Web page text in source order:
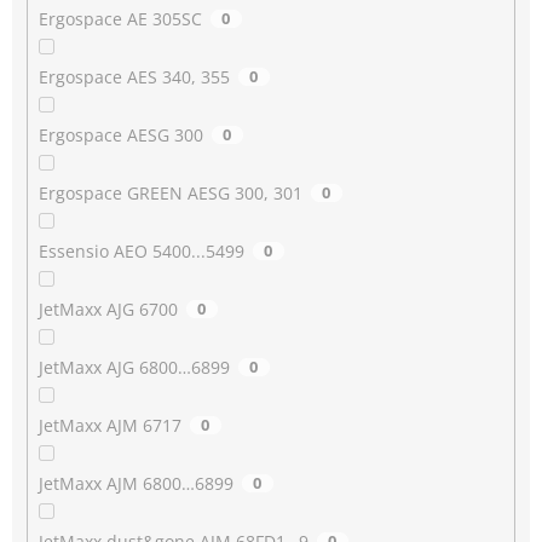
Ergospace AE 305SC 0
Ergospace AES 340, 355 0
Ergospace AESG 300 0
Ergospace GREEN AESG 300, 301 0
Essensio AEO 5400...5499 0
JetMaxx AJG 6700 0
JetMaxx AJG 6800…6899 0
JetMaxx AJM 6717 0
JetMaxx AJM 6800…6899 0